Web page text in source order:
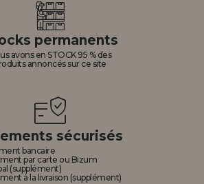
permanents
avons en STOCK 95 % des
annoncés sur ce site
sécurisés
bancaire
par carte ou Bizum
(supplément)
à la livraison (supplément)